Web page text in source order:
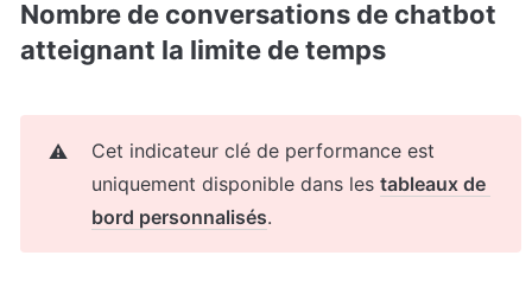
Nombre de conversations de chatbot
atteignant la limite de temps
⚠️
Cet indicateur clé de performance est
uniquement disponible dans les tableaux de
bord personnalisés.